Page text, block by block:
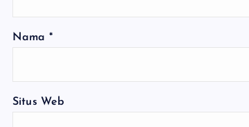
Nama *
Situs Web